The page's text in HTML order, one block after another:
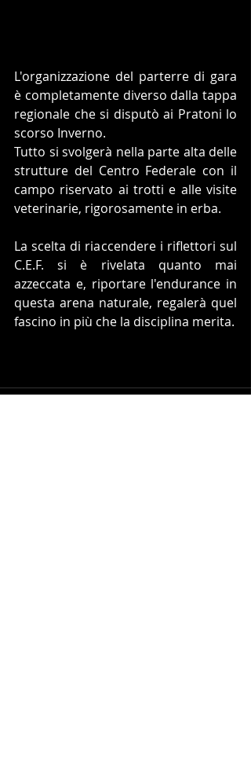
L'organizzazione del parterre di gara
è completamente diverso dalla tappa
regionale che si disputò ai Pratoni lo
scorso Inverno.
Tutto si svolgerà nella parte alta delle
strutture del Centro Federale con il
campo riservato ai trotti e alle visite
veterinarie, rigorosamente in erba.
La scelta di riaccendere i riflettori sul
C.E.F. si è rivelata quanto mai
azzeccata e, riportare l'endurance in
questa arena naturale, regalerà quel